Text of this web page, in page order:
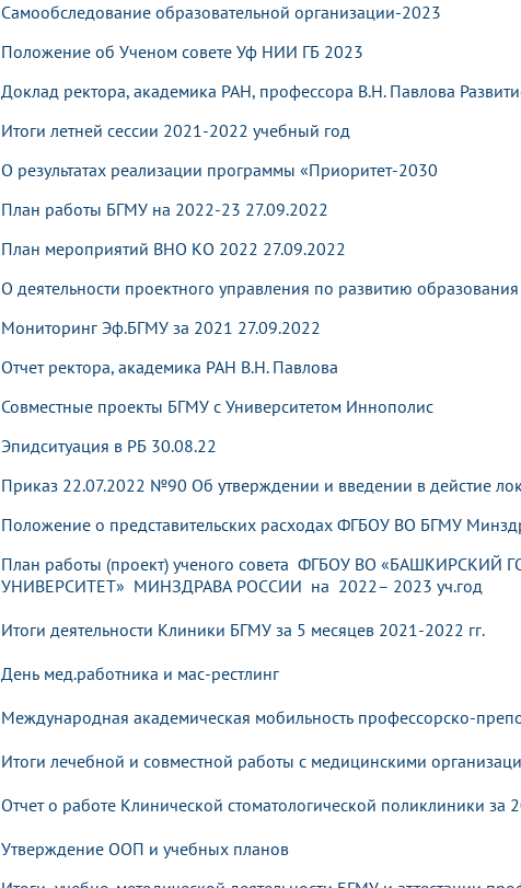
Самообследование образовательной организации-2023
Положение об Ученом совете Уф НИИ ГБ 2023
Доклад ректора, академика РАН, профессора В.Н. Павлова
Итоги летней сессии 2021-2022 учебный год
О результатах реализации программы «Приоритет-2030
План работы БГМУ на 2022-23 27.09.2022
План мероприятий ВНО КО 2022 27.09.2022
О деятельности проектного управления по развитию образования
Мониторинг Эф.БГМУ за 2021 27.09.2022
Отчет ректора, академика РАН В.Н. Павлова
Совместные проекты БГМУ с Университетом Иннополис
Эпидситуация в РБ 30.08.22
Приказ 22.07.2022 №90 Об утверждении и введении в дейстие
Положение о представительских расходах ФГБОУ ВО БГМУ
План работы (проект) ученого совета ФГБОУ ВО «БАШКИРСКИЙ
УНИВЕРСИТЕТ» МИНЗДРАВА РОССИИ на 2022– 2023 уч.год
Итоги деятельности Клиники БГМУ за 5 месяцев 2021-2022 гг.
День мед.работника и мас-рестлинг
Международная академическая мобильность профессорско-
Итоги лечебной и совместной работы с медицинскими
Отчет о работе Клинической стоматологической поликлиники за
Утверждение ООП и учебных планов